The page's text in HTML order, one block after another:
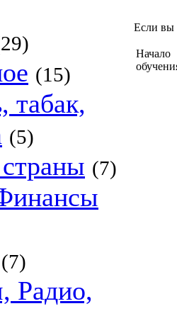
(15)
табак,
(5)
(7)
(7)
Радио,
Если вы
Начало